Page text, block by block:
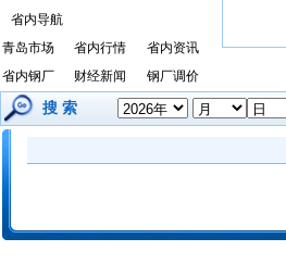
省内导航
青岛市场
省内行情
省内资讯
省内钢厂
财经新闻 钢厂调价
搜 索